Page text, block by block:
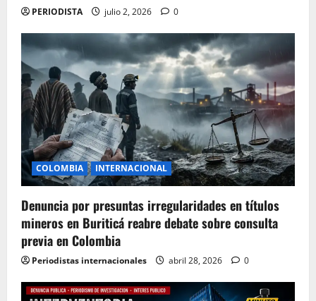
PERIODISTA julio 2, 2026 0
COLOMBIA INTERNACIONAL
Denuncia por presuntas irregularidades en títulos
mineros en Buriticá reabre debate sobre consulta
previa en Colombia
Periodistas internacionales abril 28, 2026 0